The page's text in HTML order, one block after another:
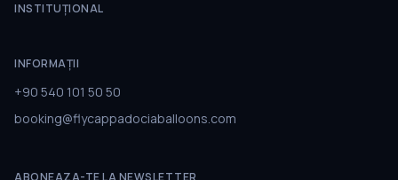
INSTITUŢIONAL
INFORMAȚII
+90 540 101 50 50
booking@flycappadociaballoons.com
ABONEAZA-TE LA NEWSLETTER